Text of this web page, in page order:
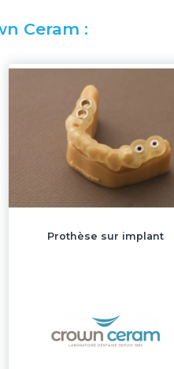
Ceram :
Prothèse sur implant